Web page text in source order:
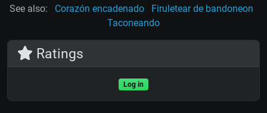
See also: Corazón encadenado
Firuletear de bandoneon
Taconeando
Ratings
Log in